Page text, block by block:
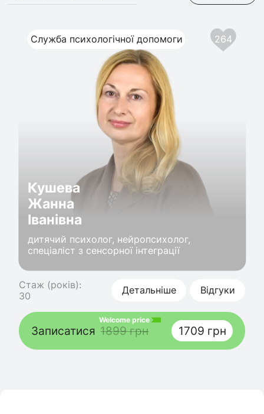
Служба психологічної допомоги 264
Кушева
Жанна
Іванівна
дитячий психолог, нейропсихолог,
спеціаліст з сенсорної інтеграції
Стаж (років):
30
Детальніше Відгуки
Записатися
Welcome price
1899 грн 1709 грн